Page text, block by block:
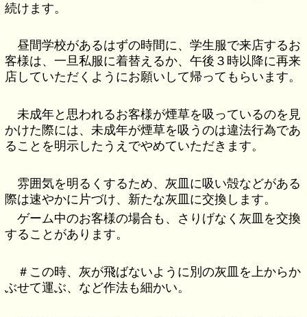
続けます。
昼間学校があるはずの時間に、学生服で来店するお
客様は、一旦私服に着替えるか、午後３時以降に再来
店していただくようにお願いして帰ってもらいます。
未成年と思われるお客様が煙草を吸っているのを見
かけた際には、未成年が煙草を吸うのは違法行為であ
ることを明示したうえでやめていただきます。
雰囲気を明るくするため、灰皿に吸い殻などがある
際は速やかに片づけ、新たな灰皿に交換します。
ゲーム中のお客様の場合も、さりげなく灰皿を交換
することがあります。
＃この時、灰が飛ばないように別の灰皿を上からか
ぶせて運ぶ、など作法も細かい。